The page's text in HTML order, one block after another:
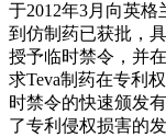
于2012年3月向英
到仿制药已获批，
授予临时禁令，并
求Teva制药在专利
时禁令的快速颁发
了专利侵权损害的发